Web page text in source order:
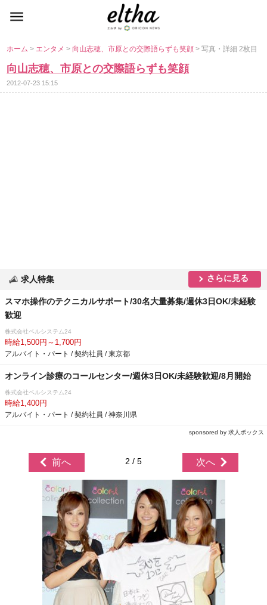
ホーム> エンタメ>向山志穂、市原との交際語らずも笑顔> 写真・詳細 2枚目
向山志穂、市原との交際語らずも笑顔
2012-07-23 15:15
求人特集 さらに見る
スマホ操作のテクニカルサポート/30名大量募集/週休3日OK/未経験
歓迎
株式会社ベルシステム24
時給1,500円～1,700円
アルバイト・パート / 契約社員 / 東京都
オンライン診療のコールセンター/週休3日OK/未経験歓迎/8月開始
株式会社ベルシステム24
時給1,400円
アルバイト・パート / 契約社員 / 神奈川県
sponsored by 求人ボックス
前へ 2 / 5 次へ